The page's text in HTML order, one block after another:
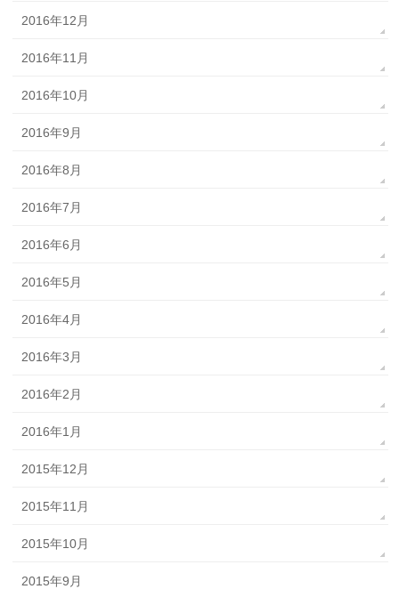
2016年12月
2016年11月
2016年10月
2016年9月
2016年8月
2016年7月
2016年6月
2016年5月
2016年4月
2016年3月
2016年2月
2016年1月
2015年12月
2015年11月
2015年10月
2015年9月